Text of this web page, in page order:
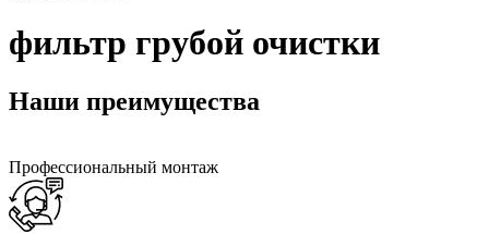
фильтр грубой очистки
Наши преимущества
Профессиональный монтаж